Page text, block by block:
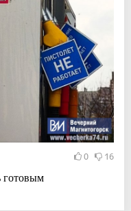
0 16
готовым